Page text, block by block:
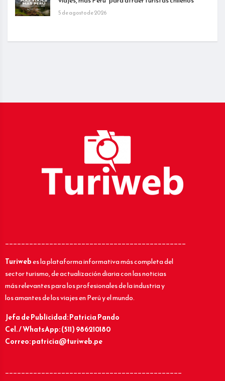
5 de agosto de 2026
_____________________________________________
Turiwebes la plataforma informativa más completa del
sector turismo, de actualización diaria con las noticias
más relevantes para los profesionales de la industria y
los amantes de los viajes en Perú y el mundo.
Jefa de Publicidad: Patricia Pando
Cel. / WhatsApp: (511) 986210180
Correo: patricia@turiweb.pe
____________________________________________